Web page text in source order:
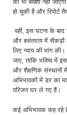
को भी बख्शा नहीं
हो चुकी है और रिपोर्ट
वहीं, इस घटना के बाद
और बसंतराय में सैकड़ों
लिए न्याय की मांग की।
जाए, ताकि भविष्य में
और शैक्षणिक संस्थानों
अभिभावकों में डर का
परिजन घर ले गए हैं।
कई अभिभावक कह रहे